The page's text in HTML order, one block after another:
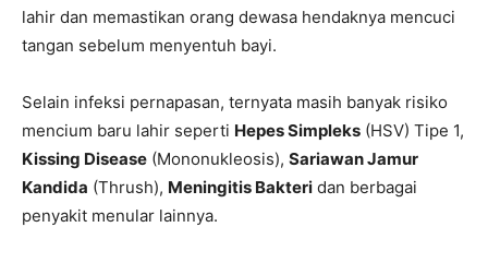
lahir dan memastikan orang dewasa hendaknya mencuci
tangan sebelum menyentuh bayi.
Selain infeksi pernapasan, ternyata masih banyak risiko
mencium baru lahir seperti Hepes Simpleks (HSV) Tipe 1,
Kissing Disease (Mononukleosis), Sariawan Jamur
Kandida (Thrush), Meningitis Bakteri dan berbagai
penyakit menular lainnya.